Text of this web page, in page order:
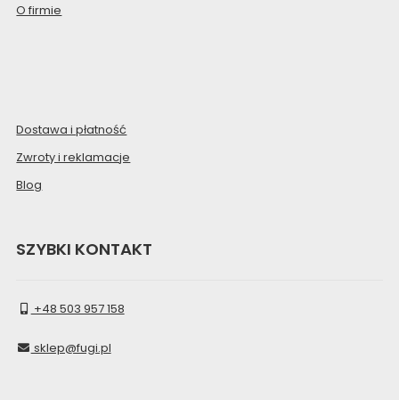
O firmie
Dostawa i płatność
Zwroty i reklamacje
Blog
SZYBKI KONTAKT
+48 503 957 158
sklep@fugi.pl